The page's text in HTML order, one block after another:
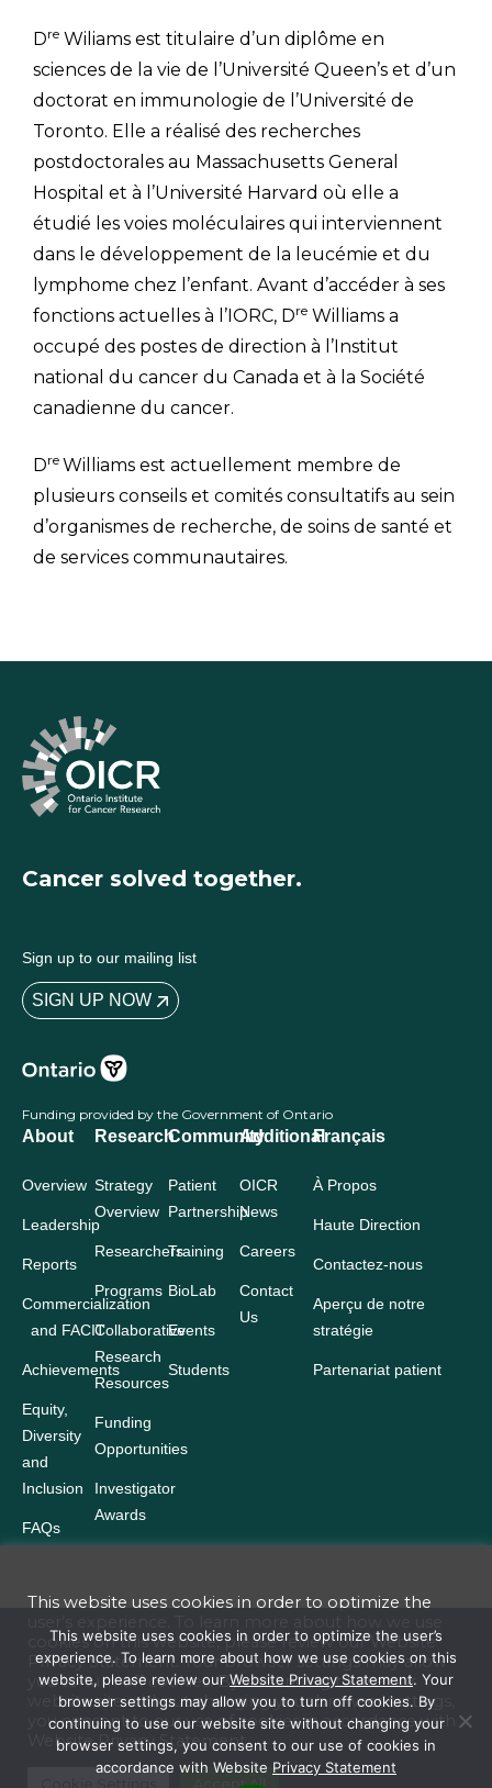
Dre Wiliams est titulaire d’un diplôme en
sciences de la vie de l’Université Queen’s et d’un
doctorat en immunologie de l’Université de
Toronto. Elle a réalisé des recherches
postdoctorales au Massachusetts General
Hospital et à l’Université Harvard où elle a
étudié les voies moléculaires qui interviennent
dans le développement de la leucémie et du
lymphome chez l’enfant. Avant d’accéder à ses
fonctions actuelles à l’IORC, Dre Williams a
occupé des postes de direction à l’Institut
national du cancer du Canada et à la Société
canadienne du cancer.
Dre Williams est actuellement membre de
plusieurs conseils et comités consultatifs au sein
d’organismes de recherche, de soins de santé et
de services communautaires.
Cancer solved together.
Sign up to our mailing list
SIGN UP NOW
Funding provided by the Government of Ontario
About
Overview
Leadership
Reports
Commercialization
and FACIT
Achievements
Equity,
Diversity
and
Inclusion
FAQs
Research
Strategy
Overview
Researchers
Programs
Collaborative
Research
Resources
Funding
Opportunities
Investigator
Awards
Community
Patient
Partnership
Training
BioLab
Events
Students
Additional
OICR
News
Careers
Contact
Us
Français
À Propos
Haute Direction
Contactez-nous
Aperçu de notre
stratégie
Partenariat patient
Terms and Conditions
Website Privacy Statement
Accessibility
Policies
© 2026 Ontario Institute for Cancer Research. All rights reserved. Reserved
This website uses cookies in order to optimize the
cookies on this website, please review our Website
Privacy Statement . Your browser settings may allow
you to turn off cookies. By continuing to use our
website site without changing your browser settings,
you consent to our use of cookies in accordance with
WebsitePrivacy Statement
Accept All
This website uses cookies in order to optimize the user’s
experience. To learn more about how we use cookies on this
website, please review our Website Privacy Statement. Your
browser settings may allow you to turn off cookies. By
continuing to use our website site without changing your
browser settings, you consent to our use of cookies in
accordance with Website Privacy Statement